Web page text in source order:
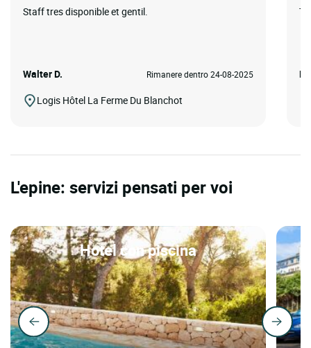
Staff tres disponible et gentil.
Walter D. Rimanere dentro 24-08-2025
Logis Hôtel La Ferme Du Blanchot
L'epine: servizi pensati per voi
Hotel con piscina